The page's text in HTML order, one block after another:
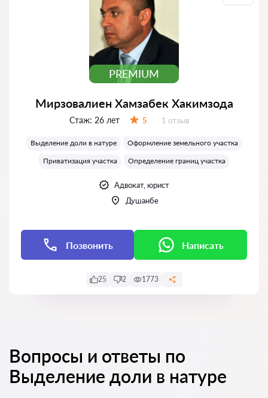
PREMIUM
Мирзовалиен Хамзабек Хакимзода
Стаж: 26 лет 5 Отзывов:
1 отзыв
Выделение доли в натуре
Оформление земельного участка
Приватизация участка
Определение границ участка
Адвокат, юрист
Душанбе
Позвонить Написать
25 2 1773
Вопросы и ответы по
Выделение доли в натуре